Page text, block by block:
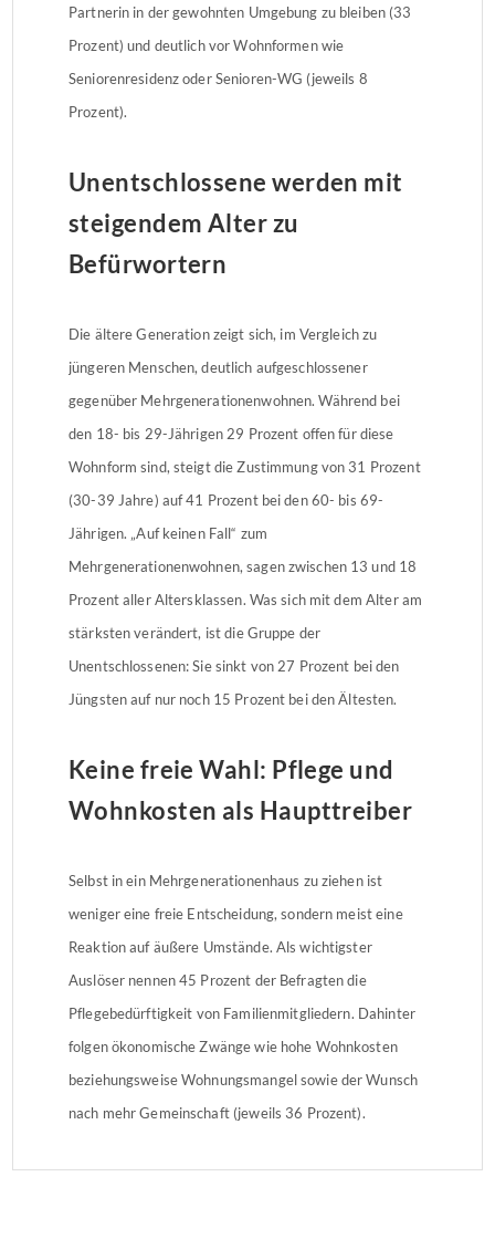
Partnerin in der gewohnten Umgebung zu bleiben (33
Prozent) und deutlich vor Wohnformen wie
Seniorenresidenz oder Senioren-WG (jeweils 8
Prozent).
Unentschlossene werden mit
steigendem Alter zu
Befürwortern
Die ältere Generation zeigt sich, im Vergleich zu
jüngeren Menschen, deutlich aufgeschlossener
gegenüber Mehrgenerationenwohnen. Während bei
den 18- bis 29-Jährigen 29 Prozent offen für diese
Wohnform sind, steigt die Zustimmung von 31 Prozent
(30-39 Jahre) auf 41 Prozent bei den 60- bis 69-
Jährigen. „Auf keinen Fall“ zum
Mehrgenerationenwohnen, sagen zwischen 13 und 18
Prozent aller Altersklassen. Was sich mit dem Alter am
stärksten verändert, ist die Gruppe der
Unentschlossenen: Sie sinkt von 27 Prozent bei den
Jüngsten auf nur noch 15 Prozent bei den Ältesten.
Keine freie Wahl: Pflege und
Wohnkosten als Haupttreiber
Selbst in ein Mehrgenerationenhaus zu ziehen ist
weniger eine freie Entscheidung, sondern meist eine
Reaktion auf äußere Umstände. Als wichtigster
Auslöser nennen 45 Prozent der Befragten die
Pflegebedürftigkeit von Familienmitgliedern. Dahinter
folgen ökonomische Zwänge wie hohe Wohnkosten
beziehungsweise Wohnungsmangel sowie der Wunsch
nach mehr Gemeinschaft (jeweils 36 Prozent).